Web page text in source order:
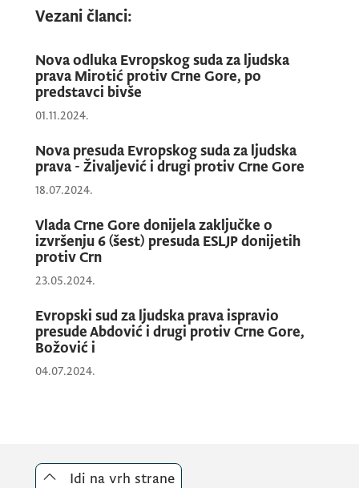
Kancelarija zastupnika Crne Gore pred
blagovremeno obavještavati javnost o svim
relevantnim činjenicama u postupku
izvršenja predmetnih presuda Evropskog
suda za ljudska prava.
Vezani članci:
Nova odluka Evropskog suda za ljudska
prava Mirotić protiv Crne Gore, po
predstavci bivše
01.11.2024.
Nova presuda Evropskog suda za ljudska
prava - Živaljević i drugi protiv Crne Gore
18.07.2024.
Vlada Crne Gore donijela zaključke o
izvršenju 6 (šest) presuda ESLJP donijetih
protiv Crn
23.05.2024.
Evropski sud za ljudska prava ispravio
presude Abdović i drugi protiv Crne Gore,
Božović i
04.07.2024.
Idi na vrh strane